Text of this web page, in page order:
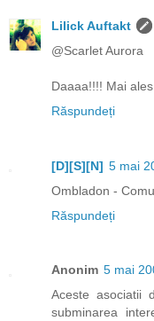
Lilick Auftakt
@Scarlet Aurora
Daaaa!!!! Mai
Răspundeți
[D][S][N] 5 mai
Ombladon -
Răspundeți
Anonim 5 mai
Aceste asociatii
subminarea